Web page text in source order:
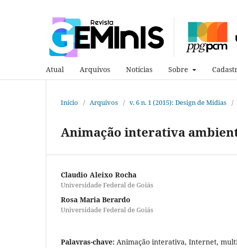
Atual Arquivos Notícias Sobre
Início / Arquivos / v. 6 n. 1 (2015): Design de Mídias /
Animação interativa
Claudio Aleixo Rocha
Universidade Federal de Goiás
Rosa Maria Berardo
Universidade Federal de Goiás
Palavras-chave: Animação interativa, Internet,